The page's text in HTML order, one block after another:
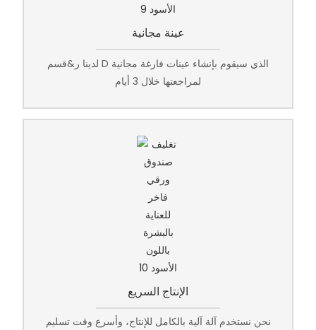
عينة مجانية
لدينا ر&قسم D الذي سيقوم بإنشاء عينات فارغة مجانية
لمراجعتها خلال 3 أيام
الإنتاج السريع
نحن نستخدم آلة آلية بالكامل للإنتاج، وأسرع وقت تسليم